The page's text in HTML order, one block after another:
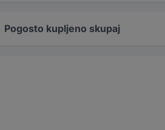
Pogosto kupljeno skupaj